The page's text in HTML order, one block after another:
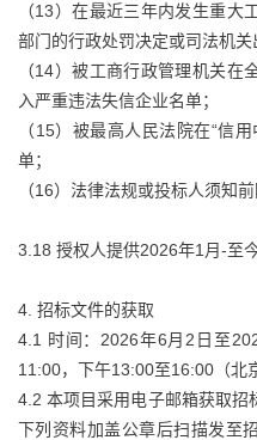
（13）在最近三年内发生重大
部门的行政处罚决定或司法机关
（14）被工商行政管理机关在
入严重违法失信企业名单；
（15）被最高人民法院在“信
单；
（16）法律法规或投标人须知
3.18 授权人提供2026年1月-至
4. 招标文件的获取
4.1 时间：2026年6月2日至
11:00，下午13:00至16:00（北
4.2 本项目采用电子邮箱获取招
下列资料加盖公章后扫描发至